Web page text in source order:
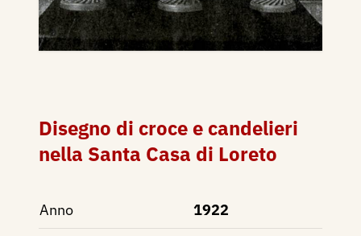
Disegno di croce e candelieri
nella Santa Casa di Loreto
Anno
1922